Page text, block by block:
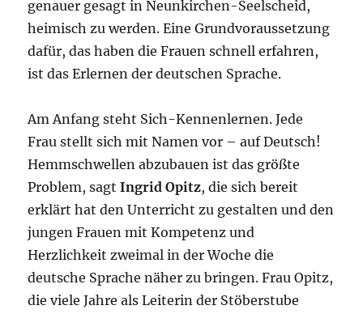
genauer gesagt in Neunkirchen-Seelscheid,
heimisch zu werden. Eine Grundvoraussetzung
dafür, das haben die Frauen schnell erfahren,
ist das Erlernen der deutschen Sprache.
Am Anfang steht Sich-Kennenlernen. Jede
Frau stellt sich mit Namen vor – auf Deutsch!
Hemmschwellen abzubauen ist das größte
Problem, sagtIngrid Opitz, die sich bereit
erklärt hat den Unterricht zu gestalten und den
jungen Frauen mit Kompetenz und
Herzlichkeit zweimal in der Woche die
deutsche Sprache näher zu bringen. Frau Opitz,
die viele Jahre als Leiterin der Stöberstube